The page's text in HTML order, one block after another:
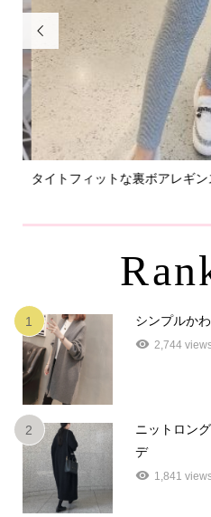

タイトフィットな裏ボアレギンス
1 シンプルか
2,744
2
ニットロン
デ
1,841